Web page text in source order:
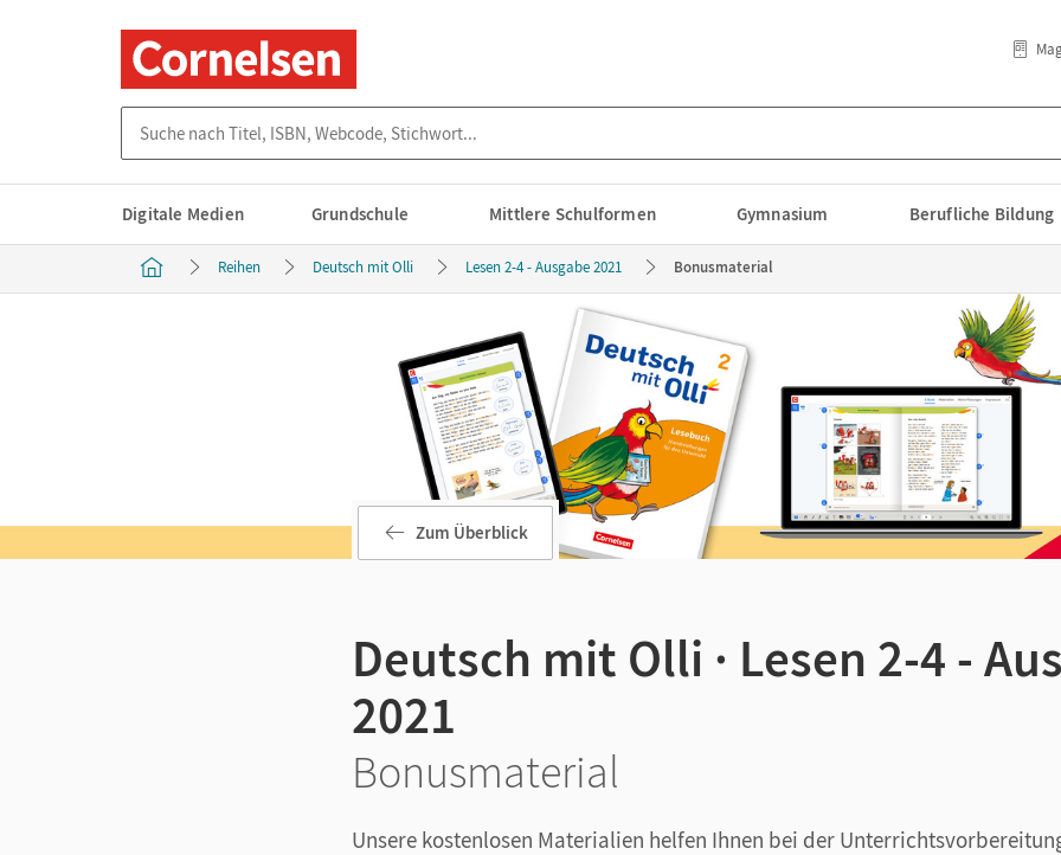
Digitale Medien Grundschule Mittlere Schulformen Gymnasium Berufliche Bildung
Reihen Deutsch mit Olli Lesen 2-4 - Ausgabe 2021 Bonusmaterial
Zum Überblick
Deutsch mit Olli · Lesen 2-4 -
2021
Bonusmaterial
Unsere kostenlosen Materialien helfen Ihnen bei der